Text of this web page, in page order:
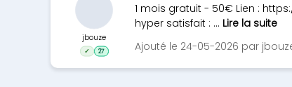
1 mois gratuit - 50€ Lien :
hyper satisfait : ... Lire la suite
Ajouté le 24-05-2026 par
jbouze
✓ 27